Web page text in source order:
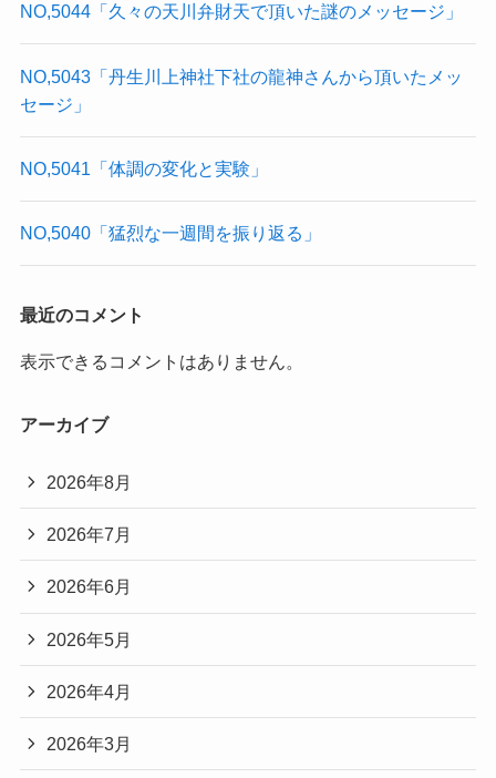
NO,5044「久々の天川弁財天で頂いた謎のメッセージ」
NO,5043「丹生川上神社下社の龍神さんから頂いたメッ
セージ」
NO,5041「体調の変化と実験」
NO,5040「猛烈な一週間を振り返る」
最近のコメント
表示できるコメントはありません。
アーカイブ
2026年8月
2026年7月
2026年6月
2026年5月
2026年4月
2026年3月